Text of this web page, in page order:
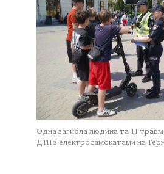
Одна загибла людина та 11
ДТП з електросамокатами на